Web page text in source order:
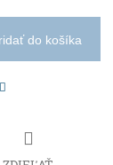
do košíka